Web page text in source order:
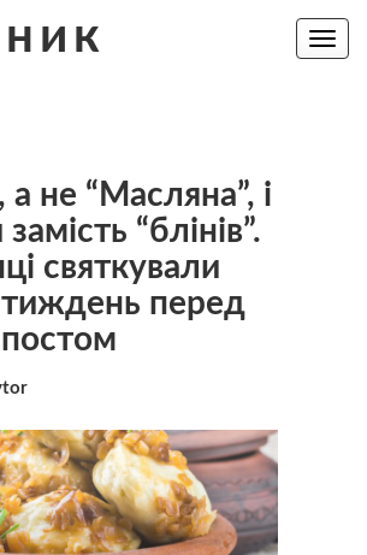
Toggle
не “Масляна”, і
“блінів”.
святкували
тиждень перед